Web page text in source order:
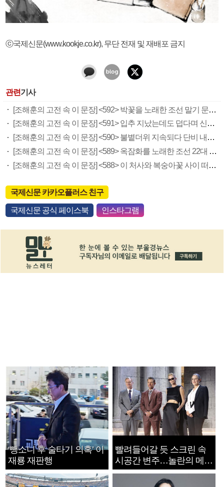
ⓒ국제신문(www.kookje.co.kr), 무단 전재 및 재배포 금지
관련기사
[조해훈의 고전 속 이 문장] <592> 박꽃을 노래한 조선 말기 문사 이만도
[조해훈의 고전 속 이 문장] <591> 입추 지났는데도 덥다며 신유안에게 보낸 박규수의 편지
[조해훈의 고전 속 이 문장] <590> 불볕더위 지속되다 단비 내려 시 읊은 조선 후기 신익전
[조해훈의 고전 속 이 문장] <589> 옥잠화를 노래한 조선 22대 왕 정조의 시
[조해훈의 고전 속 이 문장] <588> 이 처사와 복숭아꽃 사이 떠다닌 일 읊은 최광유의 시
국제신문 카카오플러스 친구
국제신문 공식 페이스북 인스타그램
‘뺑소니 후 술타기 의혹’ 이
재룡 재판행
빨려들어갈 듯 스크린 속
시공간 변주…놀란의 메시
지는 ‘전쟁 속죄’